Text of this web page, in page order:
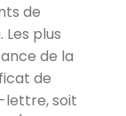
de
plus
de la
de
lettre, soit